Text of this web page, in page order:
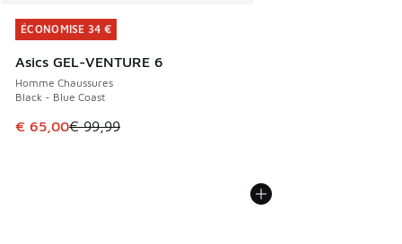
ÉCONOMISE 34 €
Asics GEL-VENTURE 6
Homme Chaussures
Black - Blue Coast
Cet article est en promotion. Prix en baisse de € 99,99 à
€ 65,00€ 99,99
ÉCONOMISE 34 €